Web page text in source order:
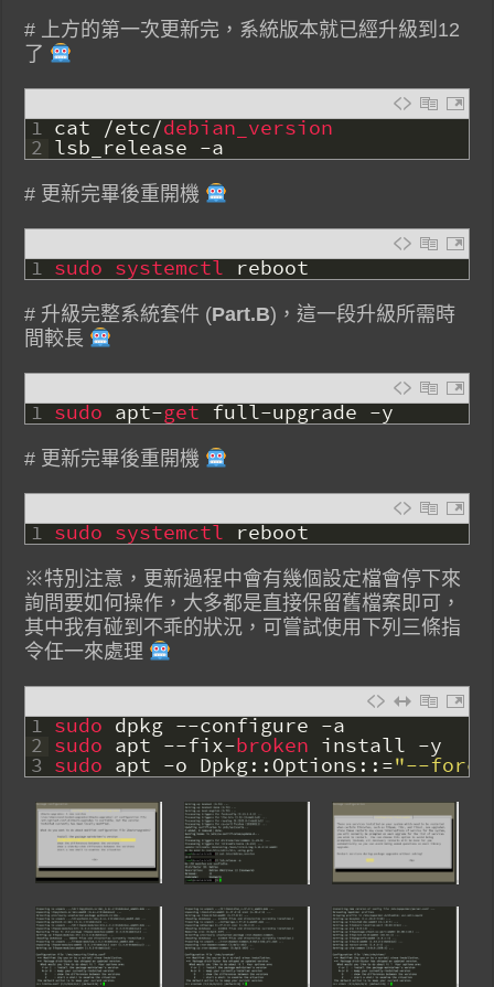
# 上方的第一次更新完，系統版本就已經升級到12
了
1
2
cat /etc/debian_version
lsb_release -a
# 更新完畢後重開機
1 sudo systemctl reboot
# 升級完整系統套件 (Part.B)，這一段升級所需時
間較長
1 sudo apt-get full-upgrade -y
# 更新完畢後重開機
1 sudo systemctl reboot
※特別注意，更新過程中會有幾個設定檔會停下來
詢問要如何操作，大多都是直接保留舊檔案即可，
其中我有碰到不乖的狀況，可嘗試使用下列三條指
令任一來處理
1
2
3
sudo dpkg --configure -a
sudo apt --fix-broken install -y
sudo apt -o Dpkg::Options::="--